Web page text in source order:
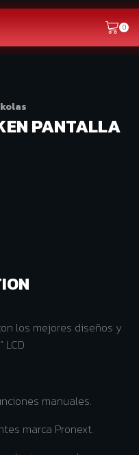
0
PANTALLA
los mejores diseños y
LCD
manuales.
marca Pronext.